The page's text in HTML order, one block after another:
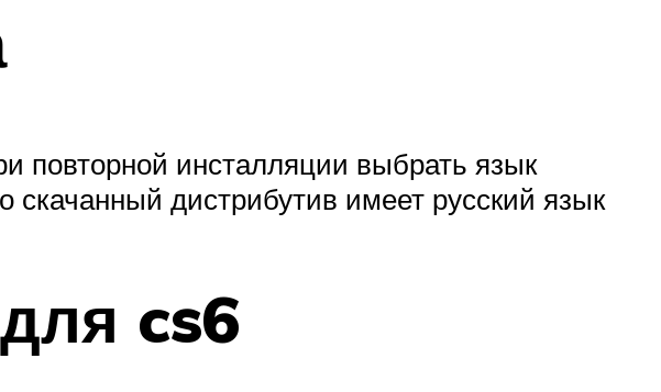
повторной инсталляции выбрать язык
скачанный дистрибутив имеет русский язык
cs6